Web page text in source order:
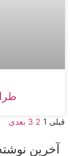
قبلی 1
2
3 بعدی
آخرین